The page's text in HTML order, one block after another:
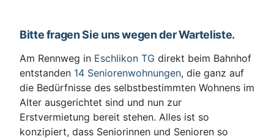
Bitte fragen Sie uns wegen der Warteliste.
Am Rennweg in Eschlikon TG direkt beim Bahnhof
entstanden 14 Seniorenwohnungen, die ganz auf
die Bedürfnisse des selbstbestimmten Wohnens im
Alter ausgerichtet sind und nun zur
Erstvermietung bereit stehen. Alles ist so
konzipiert, dass Seniorinnen und Senioren so